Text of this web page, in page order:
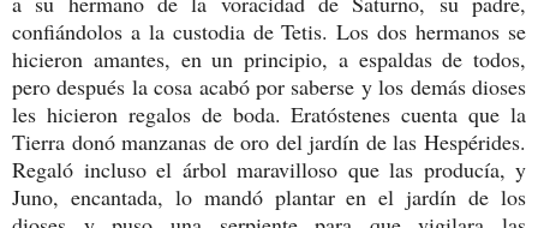
confiándolos a la custodia de Tetis. Los dos hermanos se
hicieron amantes, en un principio, a espaldas de todos,
pero después la cosa acabó por saberse y los demás dioses
les hicieron regalos de boda. Eratóstenes cuenta que la
Tierra donó manzanas de oro del jardín de las Hespérides.
Regaló incluso el árbol maravilloso que las producía, y
Juno, encantada, lo mandó plantar en el jardín de los